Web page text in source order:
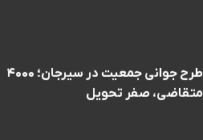
طرح جوانی جمعیت در سیرجان؛ ۴۰۰۰
متقاضی، صفر تحویل